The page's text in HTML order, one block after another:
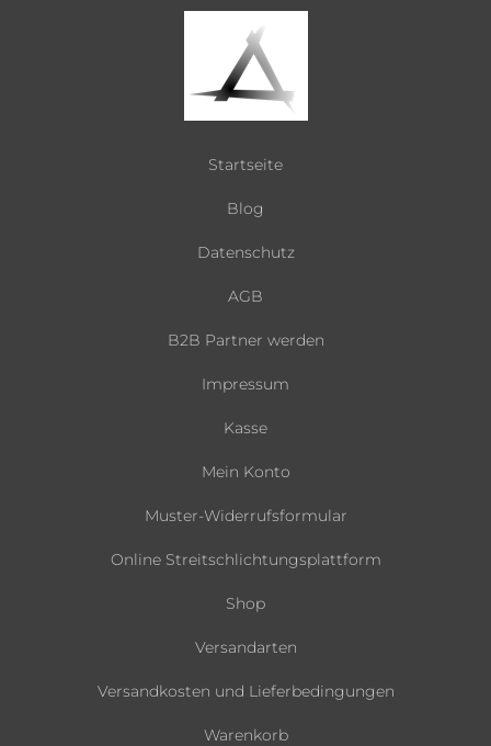
Startseite
Blog
Datenschutz
AGB
B2B Partner werden
Impressum
Kasse
Mein Konto
Muster-Widerrufsformular
Online Streitschlichtungsplattform
Shop
Versandarten
Versandkosten und Lieferbedingungen
Warenkorb